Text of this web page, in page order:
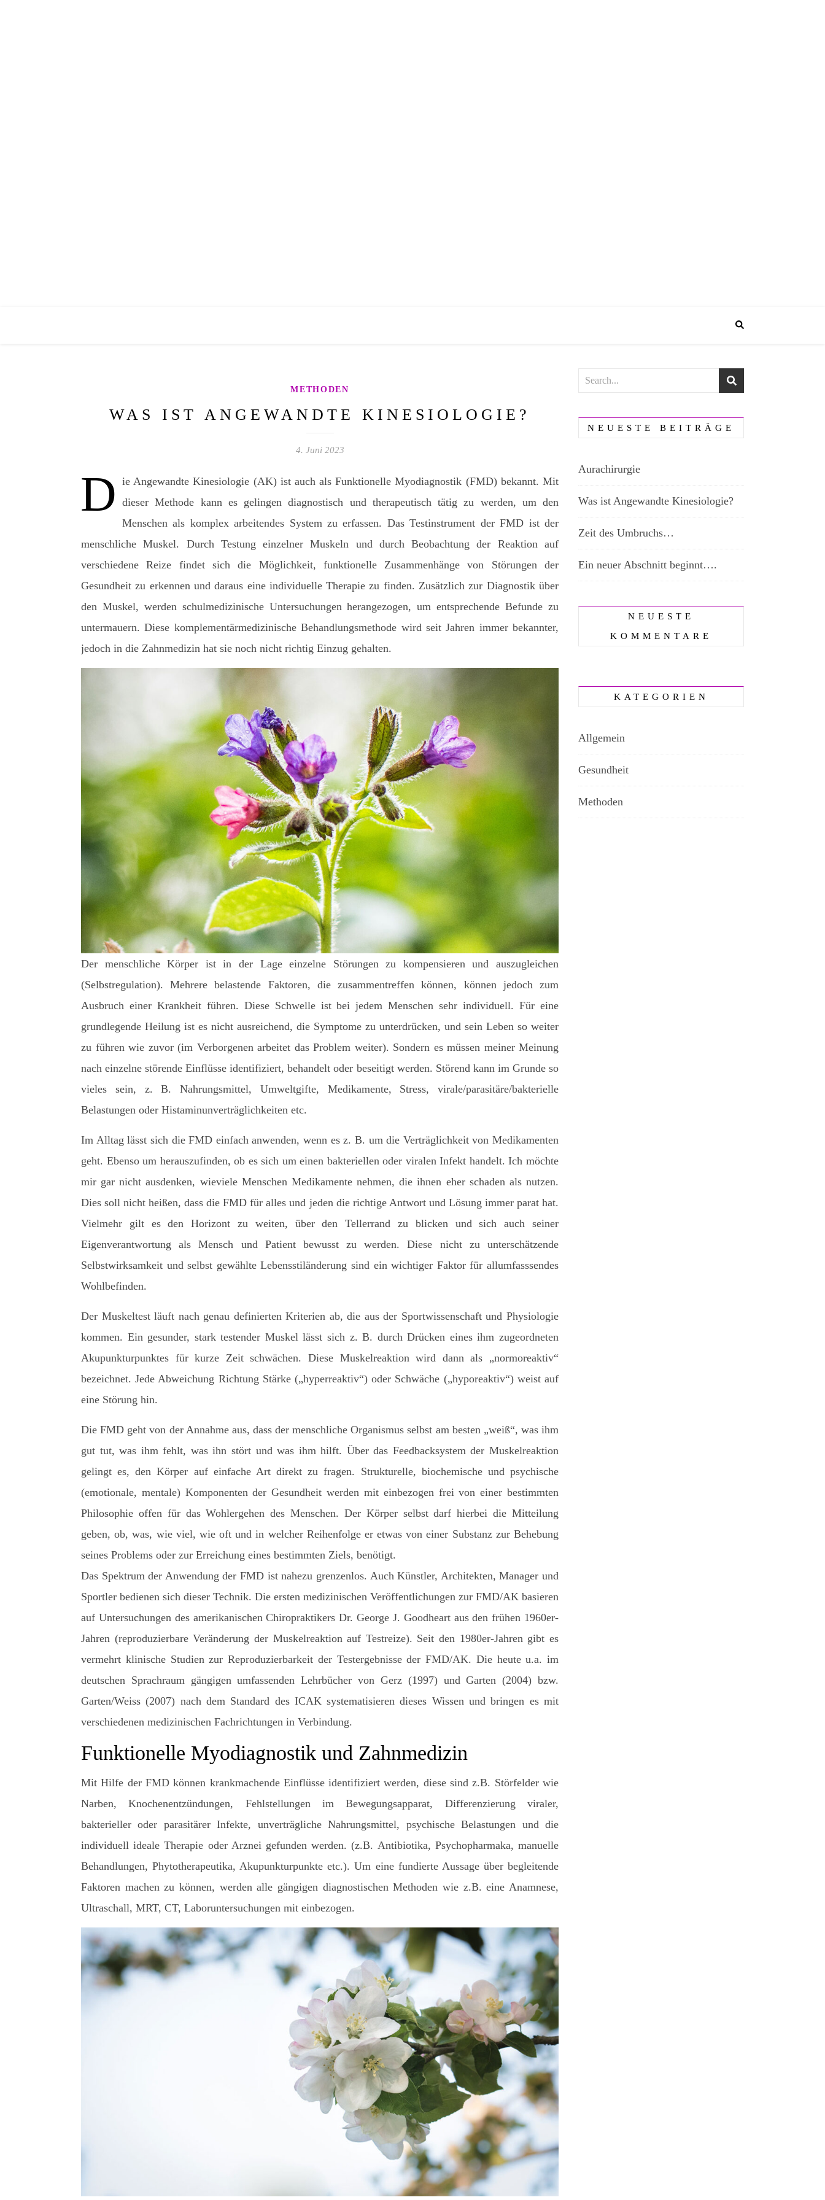
METHODEN
WAS IST ANGEWANDTE KINESIOLOGIE?
4. Juni 2023
D ie Angewandte Kinesiologie (AK) ist auch als Funktionelle Myodiagnostik (FMD) bekannt. Mit
dieser Methode kann es gelingen diagnostisch und therapeutisch tätig zu werden, um den
Menschen als komplex arbeitendes System zu erfassen. Das Testinstrument der FMD ist der
menschliche Muskel. Durch Testung einzelner Muskeln und durch Beobachtung der Reaktion auf
verschiedene Reize findet sich die Möglichkeit, funktionelle Zusammenhänge von Störungen der
Gesundheit zu erkennen und daraus eine individuelle Therapie zu finden. Zusätzlich zur Diagnostik über
den Muskel, werden schulmedizinische Untersuchungen herangezogen, um entsprechende Befunde zu
untermauern. Diese komplementärmedizinische Behandlungsmethode wird seit Jahren immer bekannter,
jedoch in die Zahnmedizin hat sie noch nicht richtig Einzug gehalten.
Der menschliche Körper ist in der Lage einzelne Störungen zu kompensieren und auszugleichen
(Selbstregulation). Mehrere belastende Faktoren, die zusammentreffen können, können jedoch zum
Ausbruch einer Krankheit führen. Diese Schwelle ist bei jedem Menschen sehr individuell. Für eine
grundlegende Heilung ist es nicht ausreichend, die Symptome zu unterdrücken, und sein Leben so weiter
zu führen wie zuvor (im Verborgenen arbeitet das Problem weiter). Sondern es müssen meiner Meinung
nach einzelne störende Einflüsse identifiziert, behandelt oder beseitigt werden. Störend kann im Grunde so
vieles sein, z. B. Nahrungsmittel, Umweltgifte, Medikamente, Stress, virale/parasitäre/bakterielle
Belastungen oder Histaminunverträglichkeiten etc.
Im Alltag lässt sich die FMD einfach anwenden, wenn es z. B. um die Verträglichkeit von Medikamenten
geht. Ebenso um herauszufinden, ob es sich um einen bakteriellen oder viralen Infekt handelt. Ich möchte
mir gar nicht ausdenken, wieviele Menschen Medikamente nehmen, die ihnen eher schaden als nutzen.
Dies soll nicht heißen, dass die FMD für alles und jeden die richtige Antwort und Lösung immer parat hat.
Vielmehr gilt es den Horizont zu weiten, über den Tellerrand zu blicken und sich auch seiner
Eigenverantwortung als Mensch und Patient bewusst zu werden. Diese nicht zu unterschätzende
Selbstwirksamkeit und selbst gewählte Lebensstiländerung sind ein wichtiger Faktor für allumfasssendes
Wohlbefinden.
Der Muskeltest läuft nach genau definierten Kriterien ab, die aus der Sportwissenschaft und Physiologie
kommen. Ein gesunder, stark testender Muskel lässt sich z. B. durch Drücken eines ihm zugeordneten
Akupunkturpunktes für kurze Zeit schwächen. Diese Muskelreaktion wird dann als „normoreaktiv“
bezeichnet. Jede Abweichung Richtung Stärke („hyperreaktiv“) oder Schwäche („hyporeaktiv“) weist auf
eine Störung hin.
Die FMD geht von der Annahme aus, dass der menschliche Organismus selbst am besten „weiß“, was ihm
gut tut, was ihm fehlt, was ihn stört und was ihm hilft. Über das Feedbacksystem der Muskelreaktion
gelingt es, den Körper auf einfache Art direkt zu fragen. Strukturelle, biochemische und psychische
(emotionale, mentale) Komponenten der Gesundheit werden mit einbezogen frei von einer bestimmten
Philosophie offen für das Wohlergehen des Menschen. Der Körper selbst darf hierbei die Mitteilung
geben, ob, was, wie viel, wie oft und in welcher Reihenfolge er etwas von einer Substanz zur Behebung
seines Problems oder zur Erreichung eines bestimmten Ziels, benötigt.
Das Spektrum der Anwendung der FMD ist nahezu grenzenlos. Auch Künstler, Architekten, Manager und
Sportler bedienen sich dieser Technik. Die ersten medizinischen Veröffentlichungen zur FMD/AK basieren
auf Untersuchungen des amerikanischen Chiropraktikers Dr. George J. Goodheart aus den frühen 1960er-
Jahren (reproduzierbare Veränderung der Muskelreaktion auf Testreize). Seit den 1980er-Jahren gibt es
vermehrt klinische Studien zur Reproduzierbarkeit der Testergebnisse der FMD/AK. Die heute u.a. im
deutschen Sprachraum gängigen umfassenden Lehrbücher von Gerz (1997) und Garten (2004) bzw.
Garten/Weiss (2007) nach dem Standard des ICAK systematisieren dieses Wissen und bringen es mit
verschiedenen medizinischen Fachrichtungen in Verbindung.
Funktionelle Myodiagnostik und Zahnmedizin
Mit Hilfe der FMD können krankmachende Einflüsse identifiziert werden, diese sind z.B. Störfelder wie
Narben, Knochenentzündungen, Fehlstellungen im Bewegungsapparat, Differenzierung viraler,
bakterieller oder parasitärer Infekte, unverträgliche Nahrungsmittel, psychische Belastungen und die
individuell ideale Therapie oder Arznei gefunden werden. (z.B. Antibiotika, Psychopharmaka, manuelle
Behandlungen, Phytotherapeutika, Akupunkturpunkte etc.). Um eine fundierte Aussage über begleitende
Faktoren machen zu können, werden alle gängigen diagnostischen Methoden wie z.B. eine Anamnese,
Ultraschall, MRT, CT, Laboruntersuchungen mit einbezogen.
NEUESTE BEITRÄGE
Aurachirurgie
Was ist Angewandte Kinesiologie?
Zeit des Umbruchs…
Ein neuer Abschnitt beginnt….
NEUESTE
KOMMENTARE
KATEGORIEN
Allgemein
Gesundheit
Methoden